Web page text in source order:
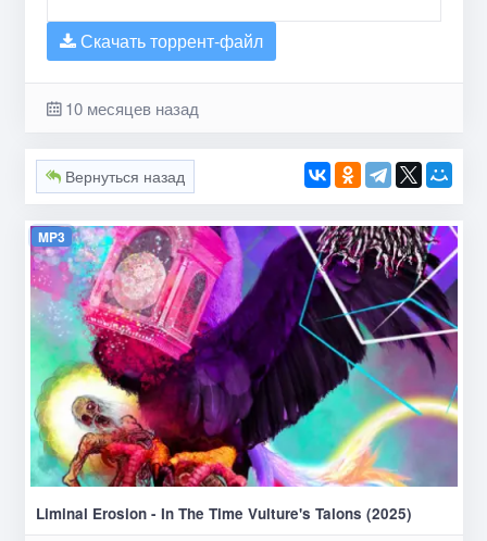
Скачать торрент-файл
10 месяцев назад
Вернуться назад
MP3
Liminal Erosion - In The Time Vulture's Talons (2025)